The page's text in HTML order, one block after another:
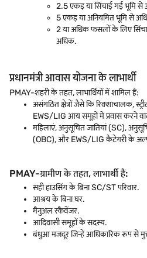
2.5 एकड़ या सिंचाई गई भूमि से
5 एकड़ या अनियमित भूमि से
2 या अधिक फसलों के लिए
अधिक.
प्रधानमंत्री आवास योजना के लाभार्थी
PMAY-शहरी के तहत, लाभार्थियों में शामिल हैं:
असंगठित क्षेत्रों जैसे कि रिक्शाचालक,
EWS/LIG आय समूहों में प्रवास करने
महिलाएं, अनुसूचित जातियां (SC),
(OBC), और EWS/LIG कैटेगरी के
PMAY-ग्रामीण के तहत, लाभार्थी हैं:
सही हाउसिंग के बिना SC/ST परिवार.
आश्रय के बिना घर.
मैनुअल स्कैवेंजर.
आदिवासी समूहों के सदस्य.
बंधुआ मजदूर जिन्हें आधिकारिक रूप से